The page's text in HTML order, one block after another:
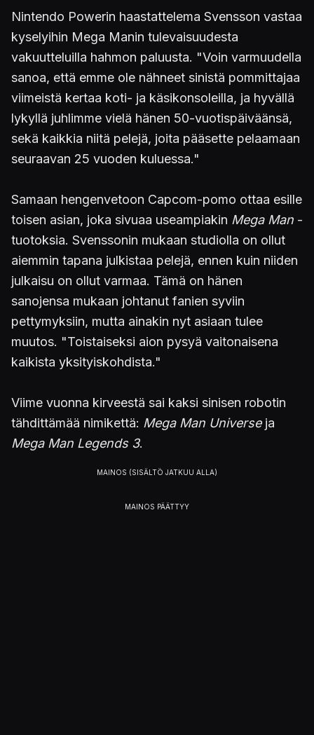
Nintendo Powerin haastattelema Svensson vastaa
kyselyihin Mega Manin tulevaisuudesta
vakuutteluilla hahmon paluusta. "Voin varmuudella
sanoa, että emme ole nähneet sinistä pommittajaa
viimeistä kertaa koti- ja käsikonsoleilla, ja hyvällä
lykyllä juhlimme vielä hänen 50-vuotispäiväänsä,
sekä kaikkia niitä pelejä, joita pääsette pelaamaan
seuraavan 25 vuoden kuluessa."
Samaan hengenvetoon Capcom-pomo ottaa esille
toisen asian, joka sivuaa useampiakin Mega Man -
tuotoksia. Svenssonin mukaan studiolla on ollut
aiemmin tapana julkistaa pelejä, ennen kuin niiden
julkaisu on ollut varmaa. Tämä on hänen
sanojensa mukaan johtanut fanien syviin
pettymyksiin, mutta ainakin nyt asiaan tulee
muutos. "Toistaiseksi aion pysyä vaitonaisena
kaikista yksityiskohdista."
Viime vuonna kirveestä sai kaksi sinisen robotin
tähdittämää nimikettä: Mega Man Universeja
Mega Man Legends 3.